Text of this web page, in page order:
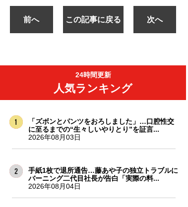
前へ この記事に戻る 次へ
24時間更新
人気ランキング
「ズボンとパンツをおろしました」…口腔性交
に至るまでの“生々しいやりとり”を証言...
2026年08月03日
手紙1枚で退所通告…藤あや子の独立トラブルに
バーニング二代目社長が告白「実際の料...
2026年08月04日